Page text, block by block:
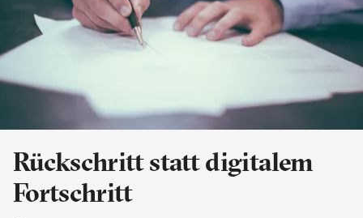
Rückschritt statt digitalem
Fortschritt